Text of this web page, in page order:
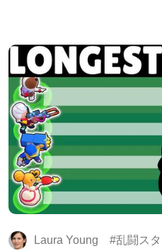
Laura Young 乱闘ス